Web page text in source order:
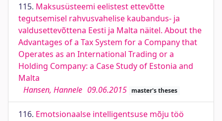
115. Maksusüsteemi eelistest ettevõtte
tegutsemisel rahvusvahelise kaubandus- ja
valdusettevõttena Eesti ja Malta näitel. About the
Advantages of a Tax System for a Company that
Operates as an International Trading or a
Holding Company: a Case Study of Estonia and
Malta
Hansen, Hannele 09.06.2015 master's theses
116. Emotsionaalse intelligentsuse mõju töö